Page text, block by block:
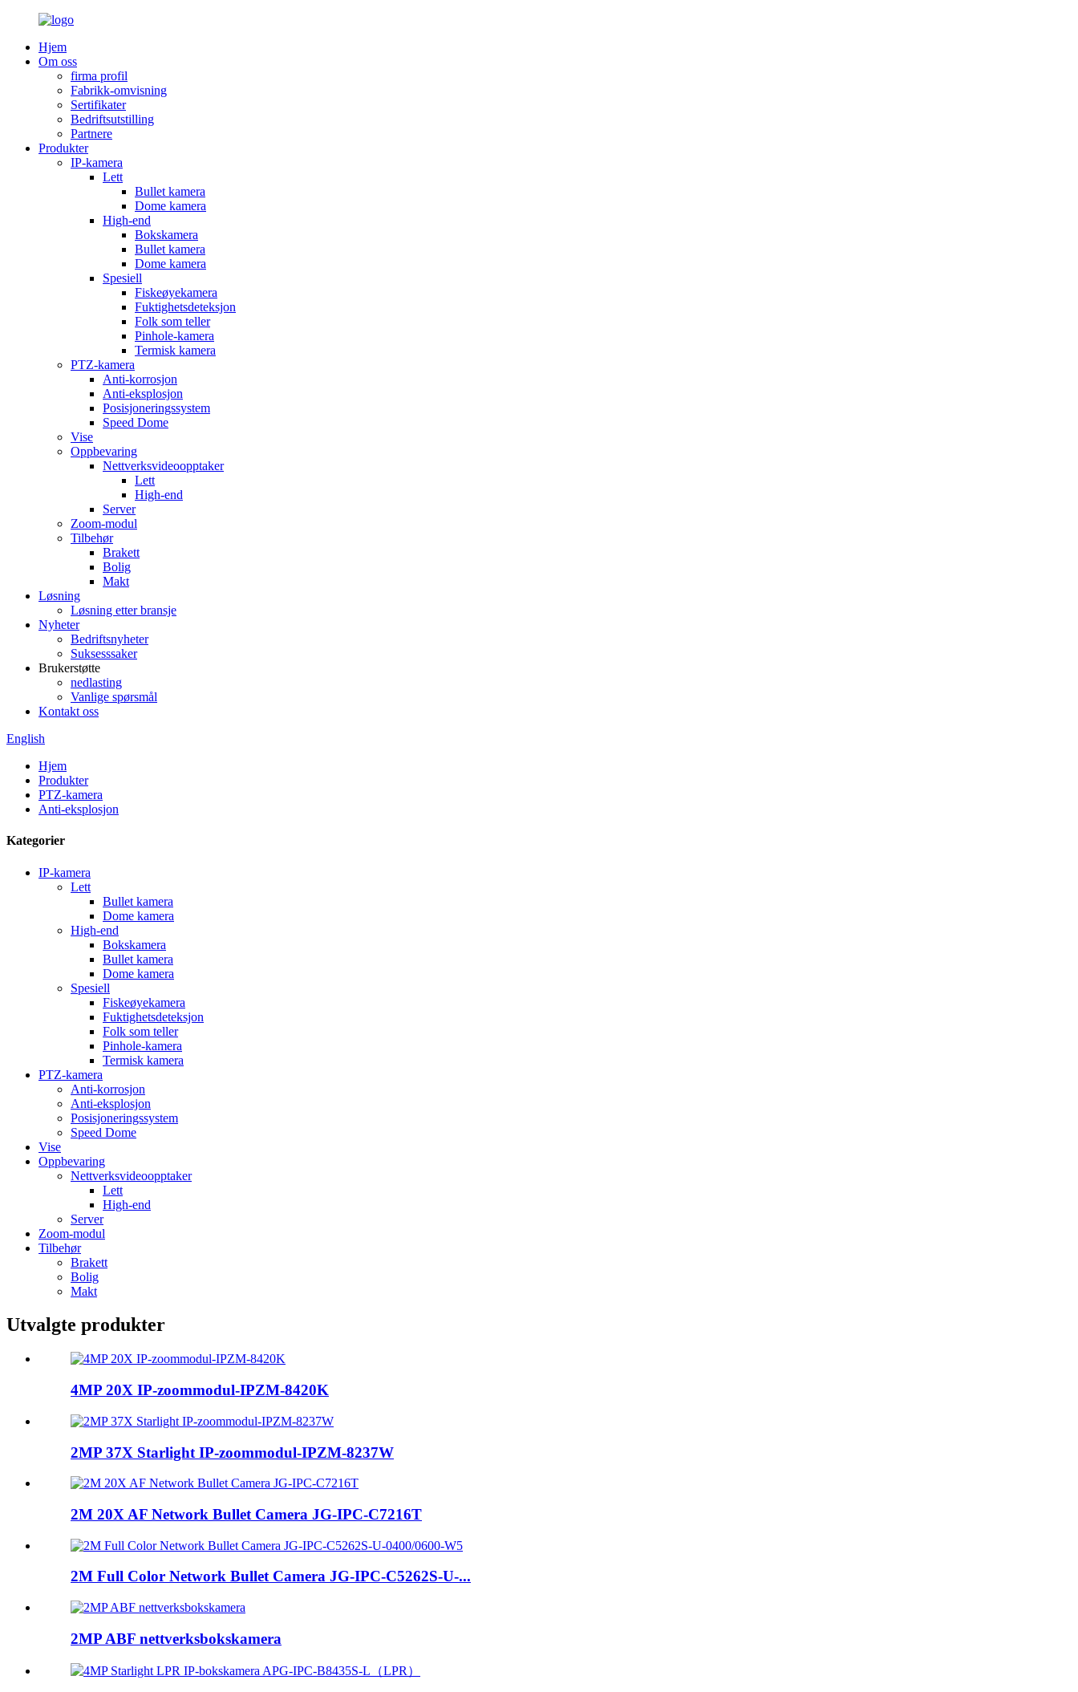
Hjem
Om oss
firma profil
Fabrikk-omvisning
Sertifikater
Bedriftsutstilling
Partnere
Produkter
IP-kamera
Lett
Bullet kamera
Dome kamera
High-end
Bokskamera
Bullet kamera
Dome kamera
Spesiell
Fiskeøyekamera
Fuktighetsdeteksjon
Folk som teller
Pinhole-kamera
Termisk kamera
PTZ-kamera
Anti-korrosjon
Anti-eksplosjon
Posisjoneringssystem
Speed ​​Dome
Vise
Oppbevaring
Nettverksvideoopptaker
Lett
High-end
Server
Zoom-modul
Tilbehør
Brakett
Bolig
Makt
Løsning
Løsning etter bransje
Nyheter
Bedriftsnyheter
Suksesssaker
Brukerstøtte
nedlasting
Vanlige spørsmål
Kontakt oss
English
Hjem
Produkter
PTZ-kamera
Anti-eksplosjon
Kategorier
IP-kamera
Lett
Bullet kamera
Dome kamera
High-end
Bokskamera
Bullet kamera
Dome kamera
Spesiell
Fiskeøyekamera
Fuktighetsdeteksjon
Folk som teller
Pinhole-kamera
Termisk kamera
PTZ-kamera
Anti-korrosjon
Anti-eksplosjon
Posisjoneringssystem
Speed ​​Dome
Vise
Oppbevaring
Nettverksvideoopptaker
Lett
High-end
Server
Zoom-modul
Tilbehør
Brakett
Bolig
Makt
Utvalgte produkter
4MP 20X IP-zoommodul-IPZM-8420K
2MP 37X Starlight IP-zoommodul-IPZM-8237W
2M 20X AF Network Bullet Camera JG-IPC-C7216T
2M Full Color Network Bullet Camera JG-IPC-C5262S-U-...
2MP ABF nettverksbokskamera